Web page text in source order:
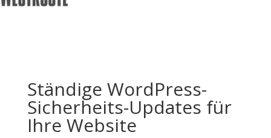
Ständige WordPress-
Sicherheits-Updates für
Ihre Website